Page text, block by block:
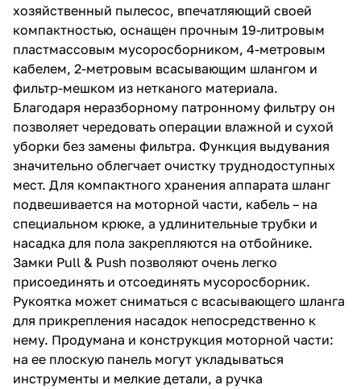
хозяйственный пылесос, впечатляющий своей
компактностью, оснащен прочным 19-литровым
пластмассовым мусоросборником, 4-метровым
кабелем, 2-метровым всасывающим шлангом и
фильтр-мешком из нетканого материала.
Благодаря неразборному патронному фильтру он
позволяет чередовать операции влажной и сухой
уборки без замены фильтра. Функция выдувания
значительно облегчает очистку труднодоступных
мест. Для компактного хранения аппарата шланг
подвешивается на моторной части, кабель – на
специальном крюке, а удлинительные трубки и
насадка для пола закрепляются на отбойнике.
Замки Pull & Push позволяют очень легко
присоединять и отсоединять мусоросборник.
Рукоятка может сниматься с всасывающего шланга
для прикрепления насадок непосредственно к
нему. Продумана и конструкция моторной части:
на ее плоскую панель могут укладываться
инструменты и мелкие детали, а ручка
раз в 2 недели